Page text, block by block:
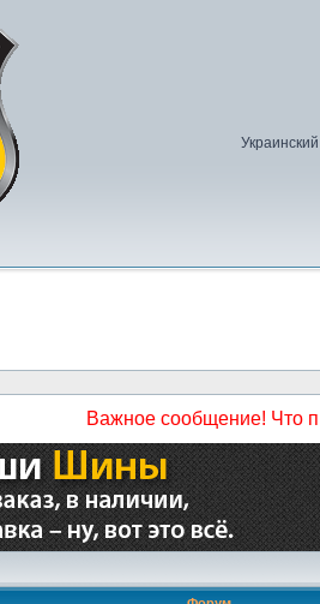
Важное сообщение! Что